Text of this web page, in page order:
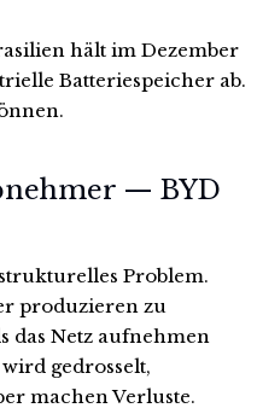
hält im Dezember
Batteriespeicher ab.
— BYD
Problem.
produzieren zu
das Netz aufnehmen
gedrosselt,
machen Verluste.